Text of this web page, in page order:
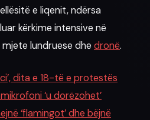
e liqenit, ndërsa
kërkime intensive në
lundruese dhe dronë.
dita e 18-të e protestës
‘u dorëzohet’
‘flamingot’ dhe bëjnë